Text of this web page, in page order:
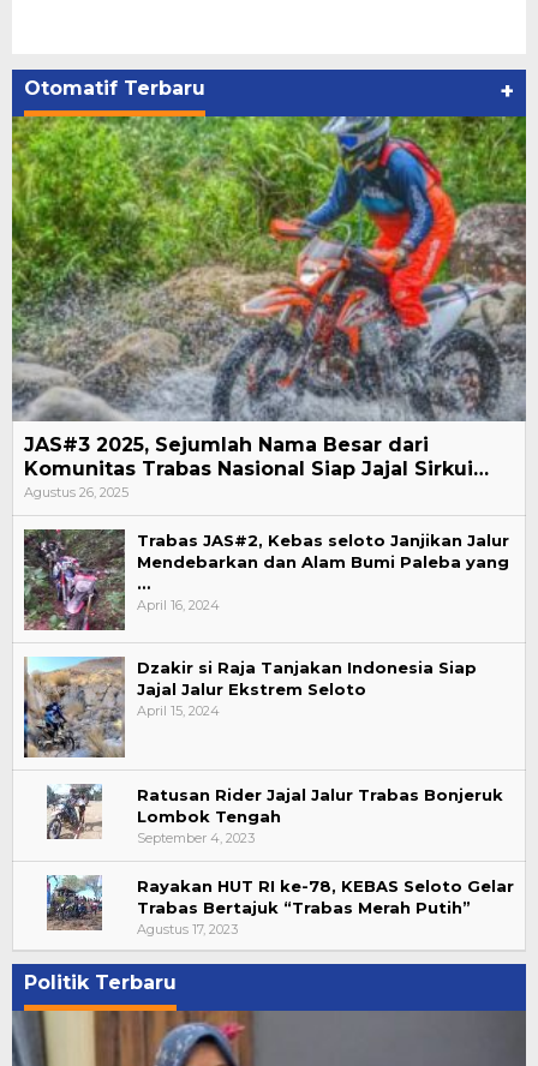
Otomatif Terbaru +
JAS#3 2025, Sejumlah Nama Besar dari
Komunitas Trabas Nasional Siap Jajal Sirkui…
Agustus 26, 2025
Trabas JAS#2, Kebas seloto Janjikan Jalur
Mendebarkan dan Alam Bumi Paleba yang
…
April 16, 2024
Dzakir si Raja Tanjakan Indonesia Siap
Jajal Jalur Ekstrem Seloto
April 15, 2024
Ratusan Rider Jajal Jalur Trabas Bonjeruk
Lombok Tengah
September 4, 2023
Rayakan HUT RI ke-78, KEBAS Seloto Gelar
Trabas Bertajuk “Trabas Merah Putih”
Agustus 17, 2023
Politik Terbaru